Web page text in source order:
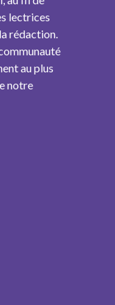
lectrices
rédaction.
au plus
notre